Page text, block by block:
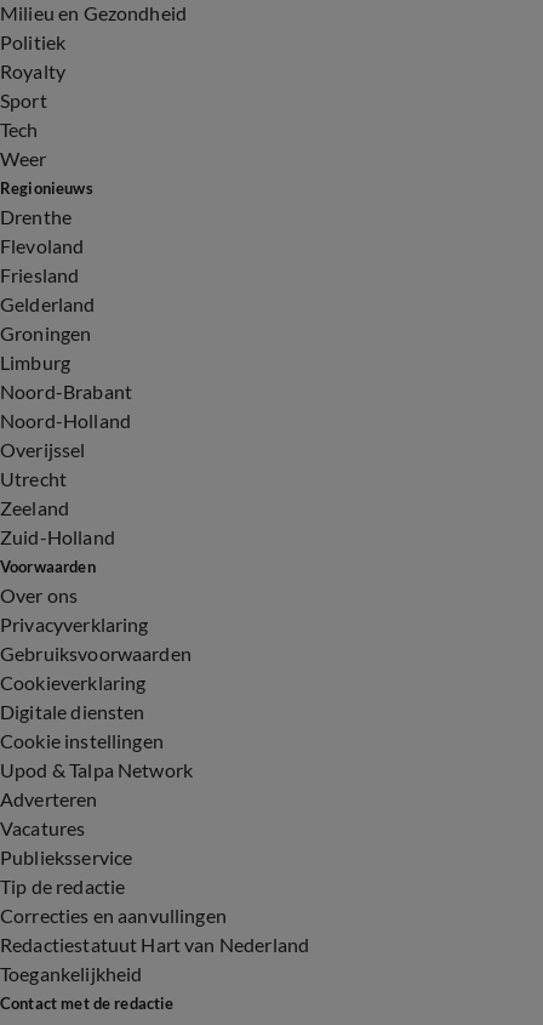
Milieu en Gezondheid
Politiek
Royalty
Sport
Tech
Weer
Regionieuws
Drenthe
Flevoland
Friesland
Gelderland
Groningen
Limburg
Noord-Brabant
Noord-Holland
Overijssel
Utrecht
Zeeland
Zuid-Holland
Voorwaarden
Over ons
Privacyverklaring
Gebruiksvoorwaarden
Cookieverklaring
Digitale diensten
Cookie instellingen
Upod & Talpa Network
Adverteren
Vacatures
Publieksservice
Tip de redactie
Correcties en aanvullingen
Redactiestatuut Hart van Nederland
Toegankelijkheid
Contact met de redactie